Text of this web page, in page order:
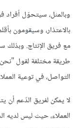
وبالمثل، سيتحوّل أفراد
طريقة مختلفة لقول
التواصل، في توعية
لا يمكن لفريق الدّعم
العملاء، حيث ليس لديه